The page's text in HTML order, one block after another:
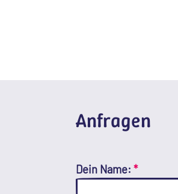
Anfragen
Dein Name: *